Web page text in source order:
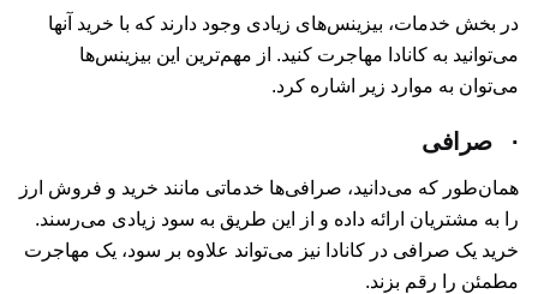
در بخش خدمات، بیزینس‌های زیادی وجود دارند که با خرید آنها
می‌توانید به کانادا مهاجرت کنید. از مهم‎‌ترین این بیزینس‌ها
می‌توان به موارد زیر اشاره کرد.
صرافی
همان‌طور که می‌دانید، صرافی‌ها خدماتی مانند خرید و فروش ارز
را به مشتریان ارائه داده و از این طریق به سود زیادی می‌رسند.
خرید یک صرافی در کانادا نیز می‌تواند علاوه بر سود، یک مهاجرت
مطمئن را رقم بزند.